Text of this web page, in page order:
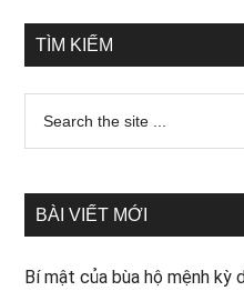
TÌM KIẾM
BÀI VIẾT MỚI
Bí mật của bùa hộ mệnh kỳ